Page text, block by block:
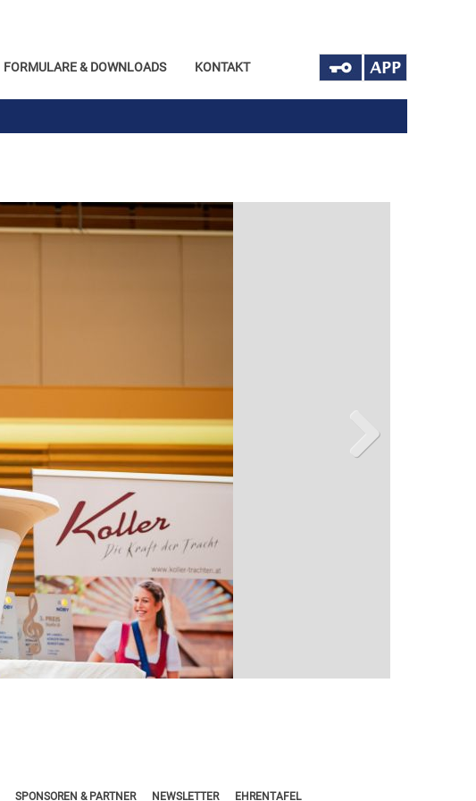
FORMULARE & DOWNLOADS KONTAKT
SPONSOREN & PARTNER NEWSLETTER EHRENTAFEL